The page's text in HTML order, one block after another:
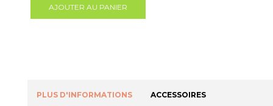
AJOUTER AU PANIER
PLUS D'INFORMATIONS ACCESSOIRES